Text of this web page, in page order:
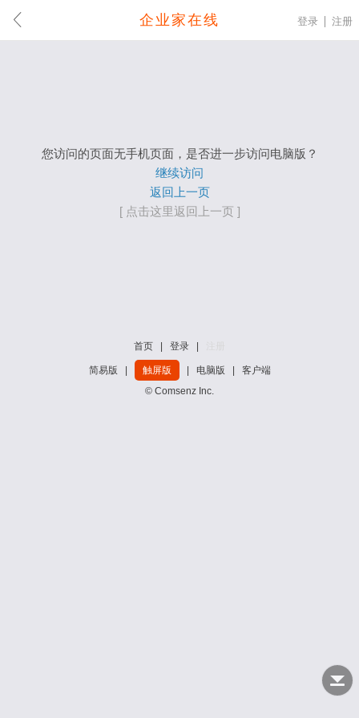
企业家在线 登录 注册
您访问的页面无手机页面，是否进一步访问电脑版？
继续访问
返回上一页
[ 点击这里返回上一页 ]
首页 登录
简易版 触屏版 电脑版
客户端
© Comsenz Inc.